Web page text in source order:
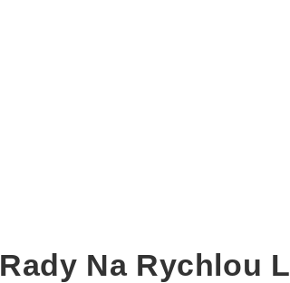
Na Rychlou